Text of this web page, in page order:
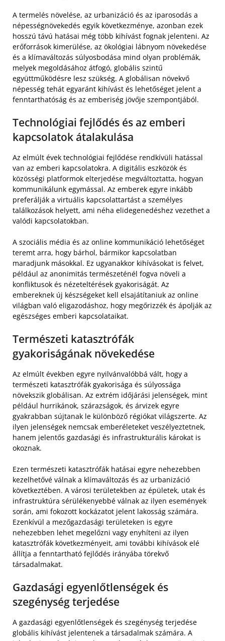
A termelés növelése, az urbanizáció és az iparosodás a
népességnövekedés egyik következménye, azonban ezek
hosszú távú hatásai még több kihívást fognak jelenteni. Az
erőforrások kimerülése, az ökológiai lábnyom növekedése
és a klímaváltozás súlyosbodása mind olyan problémák,
melyek megoldásához átfogó, globális szintű
együttműködésre lesz szükség. A globálisan növekvő
népesség tehát egyaránt kihívást és lehetőséget jelent a
fenntarthatóság és az emberiség jövője szempontjából.
Technológiai fejlődés és az emberi
kapcsolatok átalakulása
Az elmúlt évek technológiai fejlődése rendkívüli hatással
van az emberi kapcsolatokra. A digitális eszközök és
közösségi platformok elterjedése megváltoztatta, hogyan
kommunikálunk egymással. Az emberek egyre inkább
preferálják a virtuális kapcsolattartást a személyes
találkozások helyett, ami néha elidegenedéshez vezethet a
valódi kapcsolatokban.
A szociális média és az online kommunikáció lehetőséget
teremt arra, hogy bárhol, bármikor kapcsolatban
maradjunk másokkal. Ez ugyanakkor kihívásokat is felvet,
például az anonimitás természeténél fogva növeli a
konfliktusok és nézeteltérések gyakoriságát. Az
embereknek új készségeket kell elsajátítaniuk az online
világban való eligazodáshoz, hogy megőrizzék és ápolják az
egészséges emberi kapcsolataikat.
Természeti katasztrófák
gyakoriságának növekedése
Az elmúlt években egyre nyilvánvalóbbá vált, hogy a
természeti katasztrófák gyakorisága és súlyossága
növekszik globálisan. Az extrém időjárási jelenségek, mint
például hurrikánok, szárazságok, és árvizek egyre
gyakrabban sújtanak le különböző régiókat világszerte. Az
ilyen jelenségek nemcsak emberéleteket veszélyeztetnek,
hanem jelentős gazdasági és infrastrukturális károkat is
okoznak.
Ezen természeti katasztrófák hatásai egyre nehezebben
kezelhetővé válnak a klímaváltozás és az urbanizáció
következtében. A városi területekben az épületek, utak és
infrastruktúra sérülékenyebbé válnak az ilyen események
során, ami fokozott kockázatot jelent lakosság számára.
Ezenkívül a mezőgazdasági területeken is egyre
nehezebben lehet megelőzni vagy enyhíteni az ilyen
katasztrófák következményeit, ami további kihívások elé
állítja a fenntartható fejlődés irányába törekvő
társadalmakat.
Gazdasági egyenlőtlenségek és
szegénység terjedése
A gazdasági egyenlőtlenségek és szegénység terjedése
globális kihívást jelentenek a társadalmak számára. A